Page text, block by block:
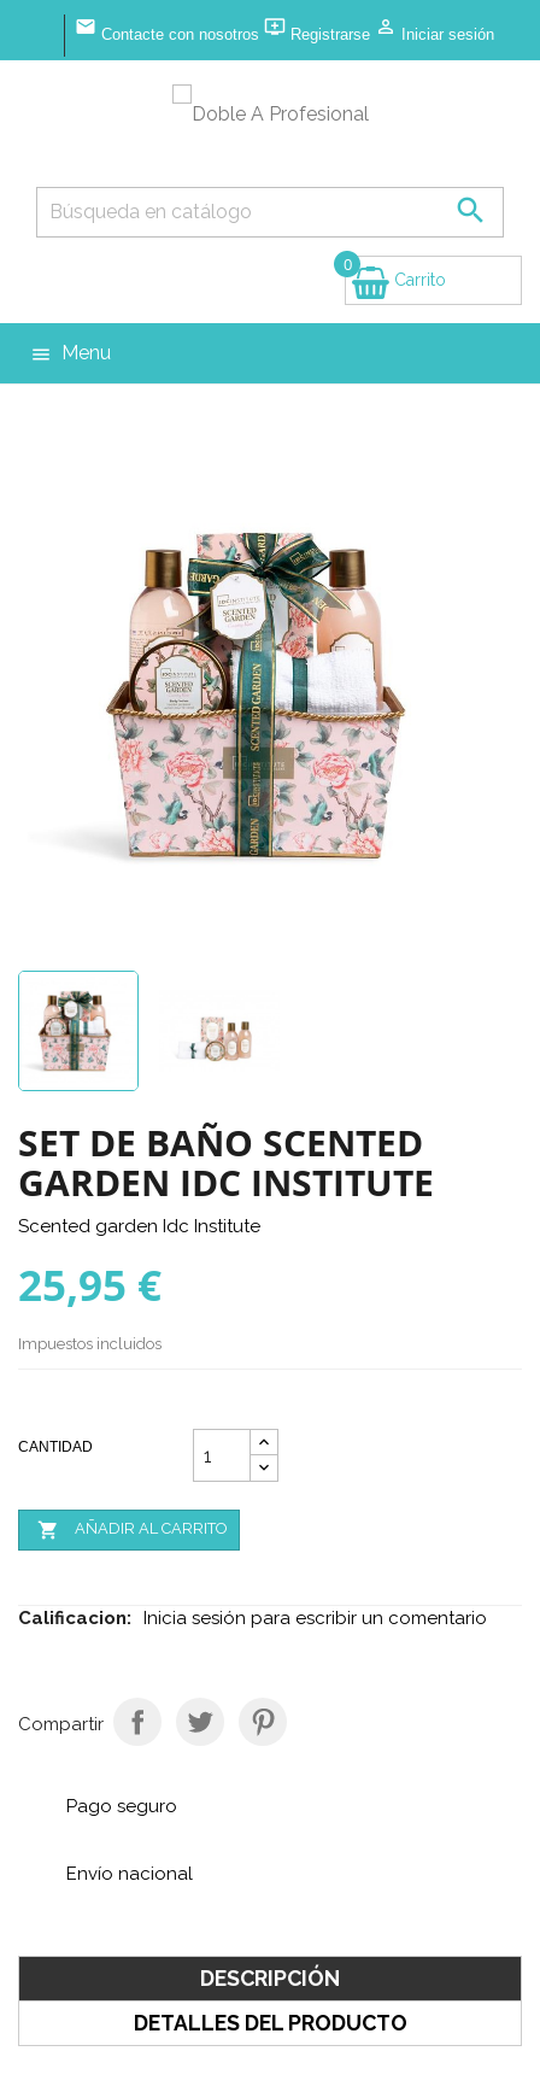
 Contacte con nosotros  Registrarse  Iniciar sesión

Carrito
0
 Menu
SET DE BAÑO SCENTED
GARDEN IDC INSTITUTE
Scented garden Idc Institute
25,95 €
Impuestos incluidos
CANTIDAD
 AÑADIR AL CARRITO
Calificacion: Inicia sesión para escribir un comentario
Compartir
Pago seguro
Envío nacional
DESCRIPCIÓN
DETALLES DEL PRODUCTO